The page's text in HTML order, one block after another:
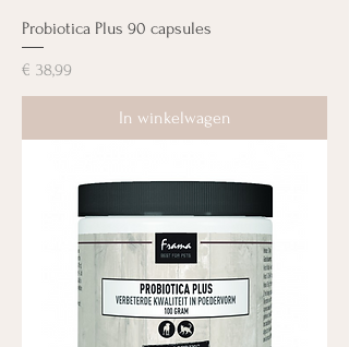
Probiotica Plus 90 capsules
Prijs
€ 38,99
In winkelwagen